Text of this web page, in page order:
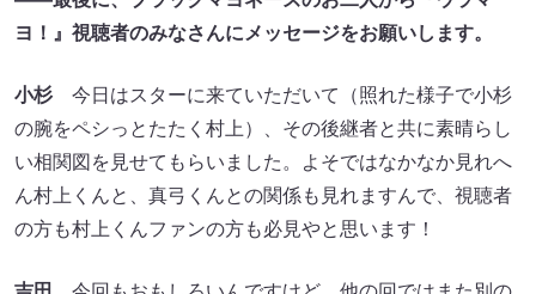
ヨ！』視聴者のみなさんにメッセージをお願いします。
小杉 今日はスターに来ていただいて（照れた様子で小杉
の腕をペシっとたたく村上）、その後継者と共に素晴らし
い相関図を見せてもらいました。よそではなかなか見れへ
ん村上くんと、真弓くんとの関係も見れますんで、視聴者
の方も村上くんファンの方も必見やと思います！